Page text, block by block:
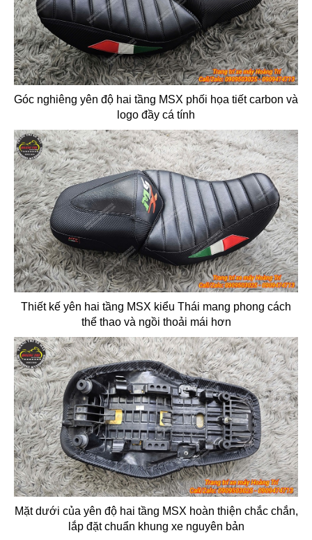
Góc nghiêng yên độ hai tầng MSX phối họa tiết carbon và
logo đầy cá tính
Thiết kế yên hai tầng MSX kiểu Thái mang phong cách
thể thao và ngồi thoải mái hơn
Mặt dưới của yên độ hai tầng MSX hoàn thiện chắc chắn,
lắp đặt chuẩn khung xe nguyên bản